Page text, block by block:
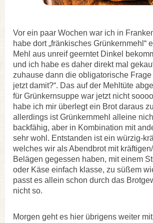
Vor ein paar Wochen war ich in
habe dort „fränkisches Grünkernmehl“
Mehl aus unreif geerntet Dinkel
und ich habe es daher direkt mal
zuhause dann die obligatorische Frage
jetzt damit?“. Das auf der Mehltüte
für Grünkernsuppe war jetzt nicht
habe ich mir überlegt ein Brot daraus
allerdings ist Grünkernmehl alleine
backfähig, aber in Kombination mit
sehr wohl. Entstanden ist ein würzig-
welches wir als Abendbrot mit
Belägen gegessen haben, mit einem
oder Käse einfach klasse, zu süßem
passt es allein schon durch das
nicht so.
Morgen geht es hier übrigens weiter mit